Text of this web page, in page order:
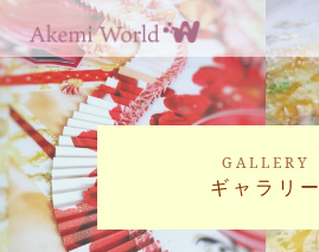
GALLERY
ギャラリー